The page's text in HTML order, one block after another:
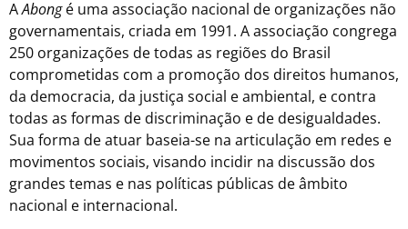
AAbongé uma associação nacional de organizações não
governamentais, criada em 1991. A associação congrega
250 organizações de todas as regiões do Brasil
comprometidas com a promoção dos direitos humanos,
da democracia, da justiça social e ambiental, e contra
todas as formas de discriminação e de desigualdades.
Sua forma de atuar baseia-se na articulação em redes e
movimentos sociais, visando incidir na discussão dos
grandes temas e nas políticas públicas de âmbito
nacional e internacional.